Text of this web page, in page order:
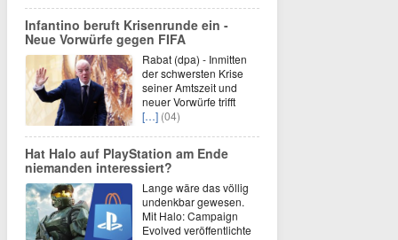
Infantino beruft Krisenrunde ein -
Neue Vorwürfe gegen FIFA
Rabat (dpa) - Inmitten
der schwersten Krise
seiner Amtszeit und
neuer Vorwürfe trifft
[…] (04)
Hat Halo auf PlayStation am Ende
niemanden interessiert?
Lange wäre das völlig
undenkbar gewesen.
Mit Halo: Campaign
Evolved veröffentlichte